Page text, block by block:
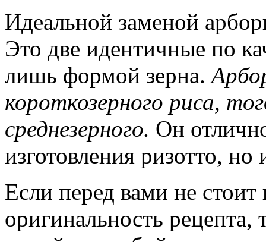
Идеальной заменой
Это две идентичные по
лишь формой зерна.
короткозерного риса,
среднезерного. Он
изготовления ризотто,
Если перед вами не стоит
оригинальность рецепта,